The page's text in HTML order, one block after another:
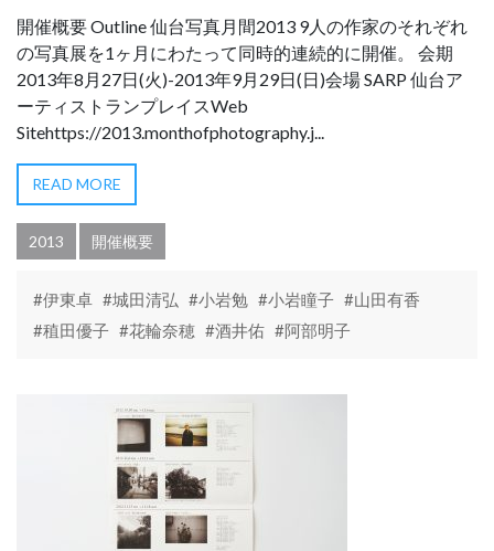
開催概要 Outline 仙台写真月間2013 9人の作家のそれぞれ
の写真展を1ヶ月にわたって同時的連続的に開催。 会期
2013年8月27日(火)-2013年9月29日(日)会場 SARP 仙台ア
ーティストランプレイスWeb
Sitehttps://2013.monthofphotography.j...
READ MORE
2013 開催概要
#伊東卓 #城田清弘 #小岩勉 #小岩瞳子 #山田有香
#稙田優子 #花輪奈穂 #酒井佑 #阿部明子